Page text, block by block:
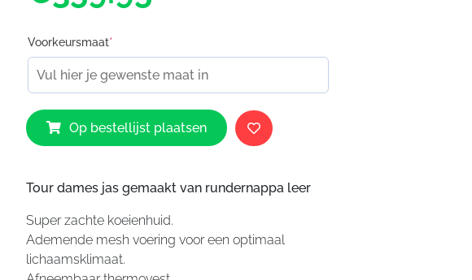
Voorkeursmaat*
IXS
Aberdeen
LD
Ladies
aantal
Op bestellijst plaatsen
Tour dames jas gemaakt van rundernappa leer
Super zachte koeienhuid.
Ademende mesh voering voor een optimaal
lichaamsklimaat.